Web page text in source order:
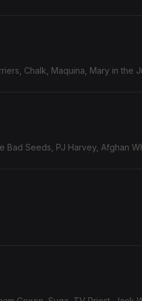
Chalk, Maquina, Mary in the
and The Bad Seeds, PJ Harvey,